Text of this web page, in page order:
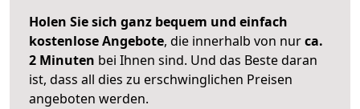
Holen Sie sich ganz bequem und einfach
kostenlose Angebote, die innerhalb von nurca.
2 Minuten bei Ihnen sind. Und das Beste daran
ist, dass all dies zu erschwinglichen Preisen
angeboten werden.